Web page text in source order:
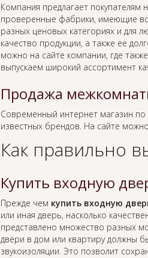
Компания предлагает покупателям
проверенные фабрики, имеющие
разных ценовых категориях и для
качество продукции, а также ее
можно на сайте компании, где
выпускаем широкий ассортимент
Продажа
Современный интернет магазин по
известных брендов. На сайте
Как правильно
Купить входную
Прежде чем купить входную
или иная дверь, насколько
представлено множество разных
двери в дом или квартиру должны
звукоизоляции. Это позволит